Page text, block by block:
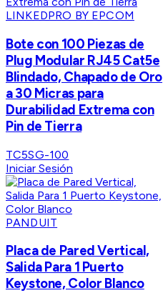
LINKEDPRO BY EPCOM
Bote con 100 Piezas de
Plug Modular RJ45 Cat5e
Blindado, Chapado de Oro
a 30 Micras para
Durabilidad Extrema con
Pin de Tierra
TC5SG-100
Iniciar Sesión
PANDUIT
Placa de Pared Vertical,
Salida Para 1 Puerto
Keystone, Color Blanco